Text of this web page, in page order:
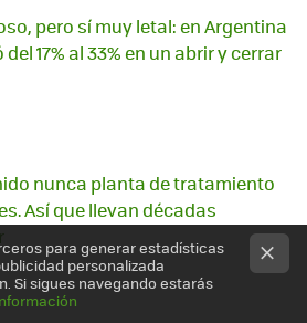
pero sí muy letal: en Argentina
17% al 33% en un abrir y cerrar
nunca planta de tratamiento
Así que llevan décadas
para generar estadísticas
personalizada
Si sigues navegando estarás